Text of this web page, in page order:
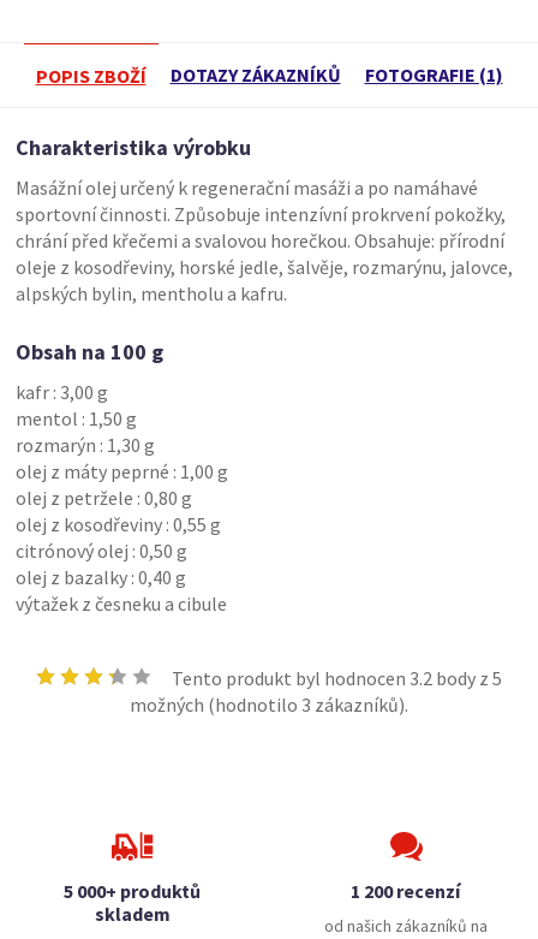
POPIS ZBOŽÍ DOTAZY ZÁKAZNÍKŮ FOTOGRAFIE (1)
Charakteristika výrobku
Masážní olej určený k regenerační masáži a po namáhavé
sportovní činnosti. Způsobuje intenzívní prokrvení pokožky,
chrání před křečemi a svalovou horečkou. Obsahuje: přírodní
oleje z kosodřeviny, horské jedle, šalvěje, rozmarýnu, jalovce,
alpských bylin, mentholu a kafru.
Obsah na 100 g
kafr : 3,00 g
mentol : 1,50 g
rozmarýn : 1,30 g
olej z máty peprné : 1,00 g
olej z petržele : 0,80 g
olej z kosodřeviny : 0,55 g
citrónový olej : 0,50 g
olej z bazalky : 0,40 g
výtažek z česneku a cibule
Tento produkt byl hodnocen 3.2body z 5
možných (hodnotilo 3 zákazníků).
5 000+ produktů
skladem
1 200 recenzí
od našich zákazníků na